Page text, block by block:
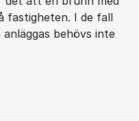
fastigheten. I de fall
behövs inte